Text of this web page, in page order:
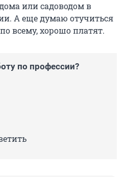
или садоводом в
А еще думаю отучиться
всему, хорошо платят.
по профессии?